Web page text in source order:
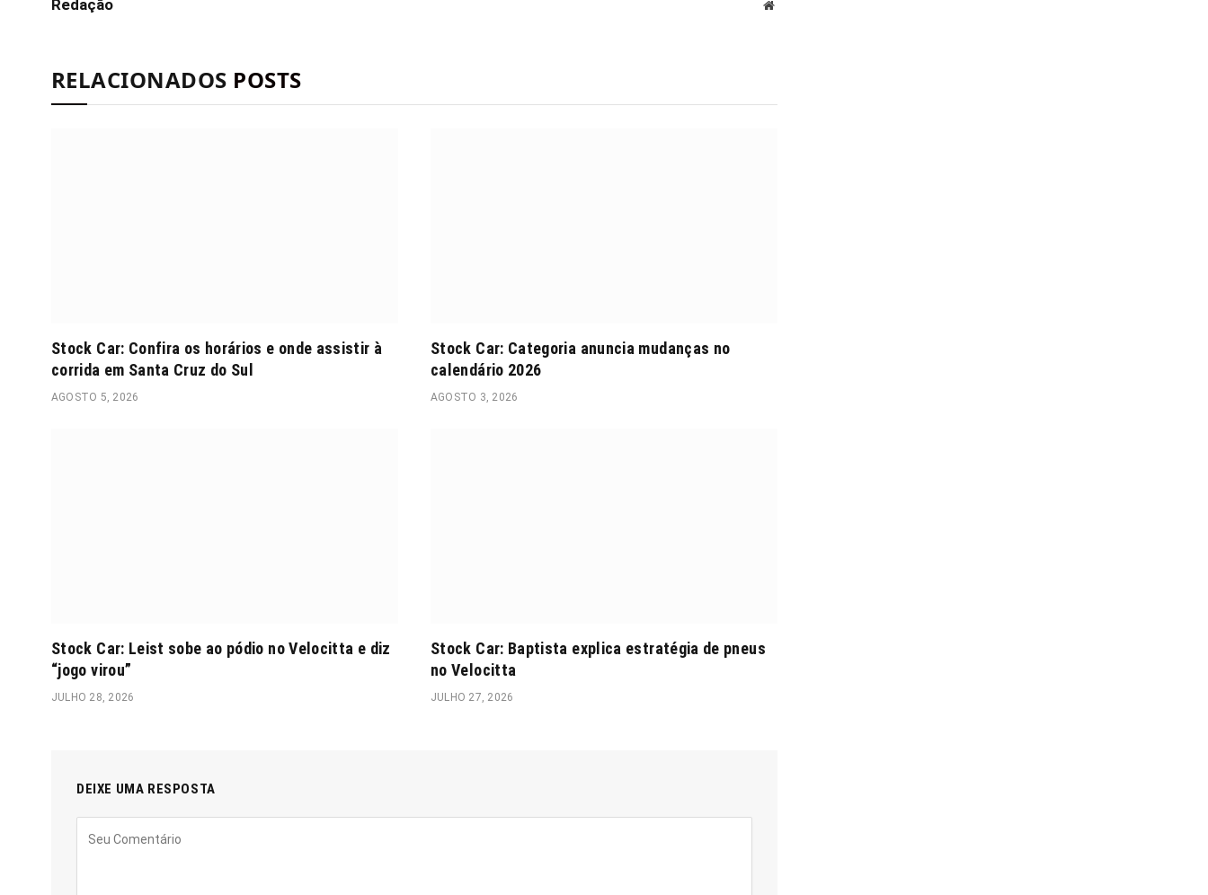
Redação Site
RELACIONADOS POSTS
Stock Car: Confira os horários e onde assistir à
corrida em Santa Cruz do Sul
AGOSTO 5, 2026
Stock Car: Categoria anuncia mudanças no
calendário 2026
AGOSTO 3, 2026
Stock Car: Leist sobe ao pódio no Velocitta e diz
“jogo virou”
JULHO 28, 2026
Stock Car: Baptista explica estratégia de pneus
no Velocitta
JULHO 27, 2026
DEIXE UMA RESPOSTA